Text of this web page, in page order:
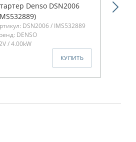
Denso DSN2006
DSN2006 / IMS532889
DENSO
/ 4.00kW
КУПИТЬ